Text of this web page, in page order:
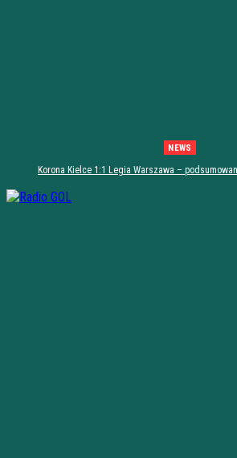
NEWS
Korona Kielce 1:1 Legia Warszawa –